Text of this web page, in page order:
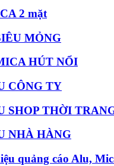
2 mặt
MỎNG
HÚT NỔI
CÔNG TY
SHOP THỜI
NHÀ HÀNG
quảng cáo Alu,